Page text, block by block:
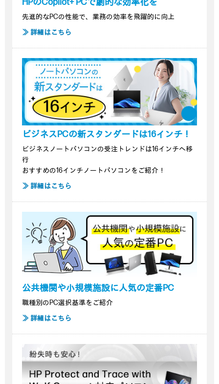
HPのCopilot+ PCで劇的な効率化を
先進的なPCの性能で、業務の効率を飛躍的に向上
≫ 詳細はこちら
ビジネスPCの新スタンダードは16インチ！
ビジネスノートパソコンの受注トレンドは16インチへ移
行
おすすめの16インチノートパソコンをご紹介！
≫ 詳細はこちら
公共機関や小規模施設に人気の定番PC
職種別のPC選択基準をご紹介
≫ 詳細はこちら